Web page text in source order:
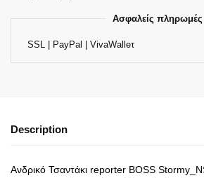
Ασφαλείς πληρωμές
SSL | PayPal | VivaWalleτ
Description
Ανδρικό Τσαντάκι reporter BOSS